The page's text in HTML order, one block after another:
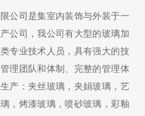
公司是集室内装饰与外装于一
公司，我公司有大型的玻璃加
专业技术人员，具有强大的技
理团队和体制、完整的管理体
产：夹丝玻璃，夹娟玻璃，艺
，烤漆玻璃，喷砂玻璃，彩釉